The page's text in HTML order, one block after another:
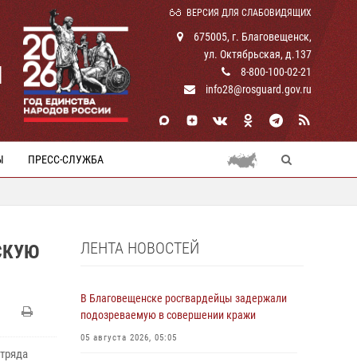
ВЕРСИЯ ДЛЯ СЛАБОВИДЯЩИХ
675005, г. Благовещенск,
ул. Октябрьская, д.137
8-800-100-02-21
info28@rosguard.gov.ru
ПРЕСС-СЛУЖБА
ЛЕНТА НОВОСТЕЙ
В Благовещенске росгвардейцы задержали
подозреваемую в совершении кражи
05 августа 2026, 05:05